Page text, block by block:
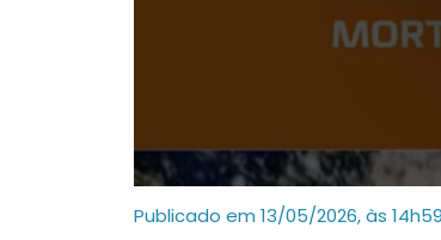
Publicado em 13/05/2026, às